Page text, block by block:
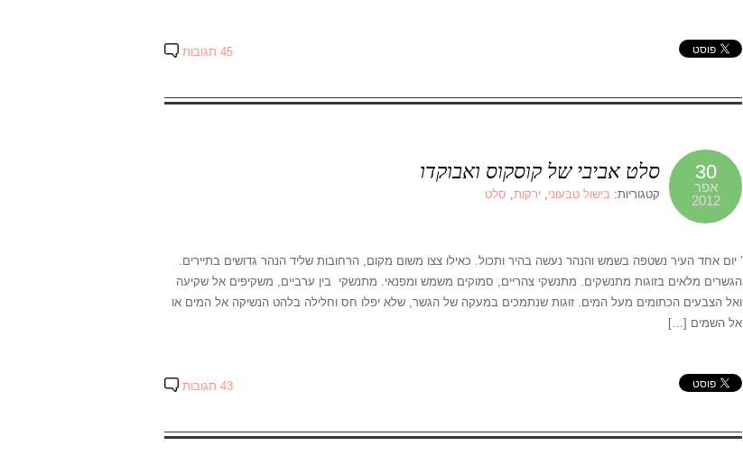
45 תגובות
30
אפר
2012
סלט אביבי של קוסקוס ואבוקדו
קטגוריות: בישול טבעוני, ירקות, סלט
' יום אחד העיר נשטפה בשמש והנהר נעשה בהיר ותכול. כאילו צצו משום מקום, הרחובות שליד הנהר גדושים בתיירים.
הגשרים מלאים בזוגות מתנשקים. מתנשקי צהריים, סמוקים משמש ומפנאי. מתנשקי בין ערביים, משקיפים אל שקיעה
ואל הצבעים הכתומים מעל המים. זוגות שנתמכים במעקה של הגשר, שלא יפלו חס וחלילה בלהט הנשיקה אל המים או
אל השמים […]
43 תגובות